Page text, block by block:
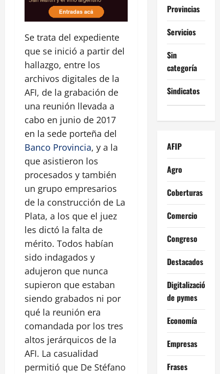
Se trata del expediente
que se inició a partir del
hallazgo, entre los
archivos digitales de la
AFI, de la grabación de
una reunión llevada a
cabo en junio de 2017
en la sede porteña del
Banco Provincia, y a la
que asistieron los
procesados y también
un grupo empresarios
de la construcción de La
Plata, a los que el juez
les dictó la falta de
mérito. Todos habían
sido indagados y
adujeron que nunca
supieron que estaban
siendo grabados ni por
qué la reunión era
comandada por los tres
altos jerárquicos de la
AFI. La casualidad
permitió que De Stéfano
Provincias
Servicios
Sin
categoría
Sindicatos
AFIP
Agro
Coberturas
Comercio
Congreso
Destacados
Digitalización
de pymes
Economía
Empresas
Frases